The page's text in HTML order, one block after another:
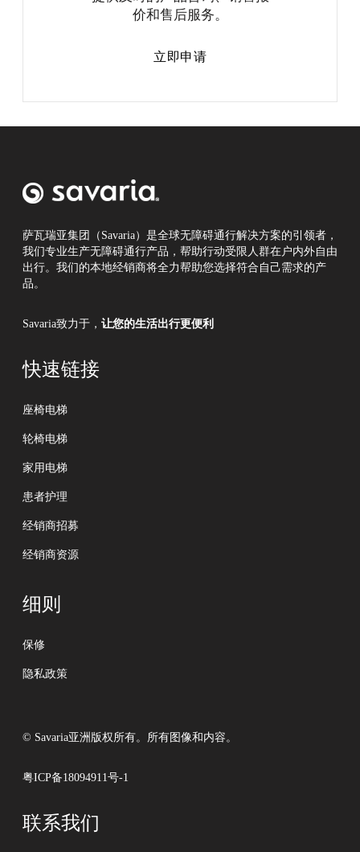
价和售后服务。
立即申请
萨瓦瑞亚集团（Savaria）是全球无障碍通行解决方案的引领者，
我们专业生产无障碍通行产品，帮助行动受限人群在户内外自由
出行。我们的本地经销商将全力帮助您选择符合自己需求的产
品。
Savaria致力于， 让您的生活出行更便利
快速链接
座椅电梯
轮椅电梯
家用电梯
患者护理
经销商招募
经销商资源
细则
保修
隐私政策
© Savaria亚洲版权所有。所有图像和内容。
粤ICP备18094911号-1
联系我们